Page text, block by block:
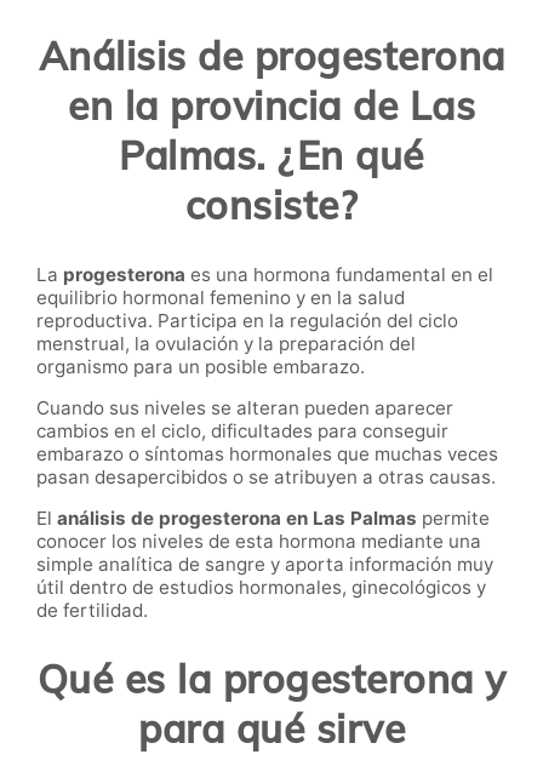
Análisis de progesterona
en la provincia de Las
Palmas. ¿En qué
consiste?
La progesterona es una hormona fundamental en el
equilibrio hormonal femenino y en la salud
reproductiva. Participa en la regulación del ciclo
menstrual, la ovulación y la preparación del
organismo para un posible embarazo.
Cuando sus niveles se alteran pueden aparecer
cambios en el ciclo, dificultades para conseguir
embarazo o síntomas hormonales que muchas veces
pasan desapercibidos o se atribuyen a otras causas.
El análisis de progesterona en Las Palmas permite
conocer los niveles de esta hormona mediante una
simple analítica de sangre y aporta información muy
útil dentro de estudios hormonales, ginecológicos y
de fertilidad.
Qué es la progesterona y
para qué sirve